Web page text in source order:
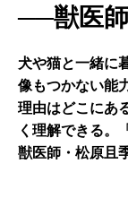
──獣医
犬や猫と一緒に
像もつかない能
理由はどこにあ
く理解できる。
獣医師・松原且